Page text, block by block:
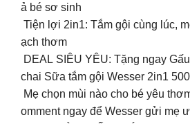
ả bé sơ sinh
Tiện lợi 2in1: Tắm gội cùng lúc,
ạch thơm
DEAL SIÊU YÊU: Tặng ngay
chai Sữa tắm gội Wesser 2in1
Mẹ chọn mùi nào cho bé yêu
omment ngay để Wesser gửi mẹ